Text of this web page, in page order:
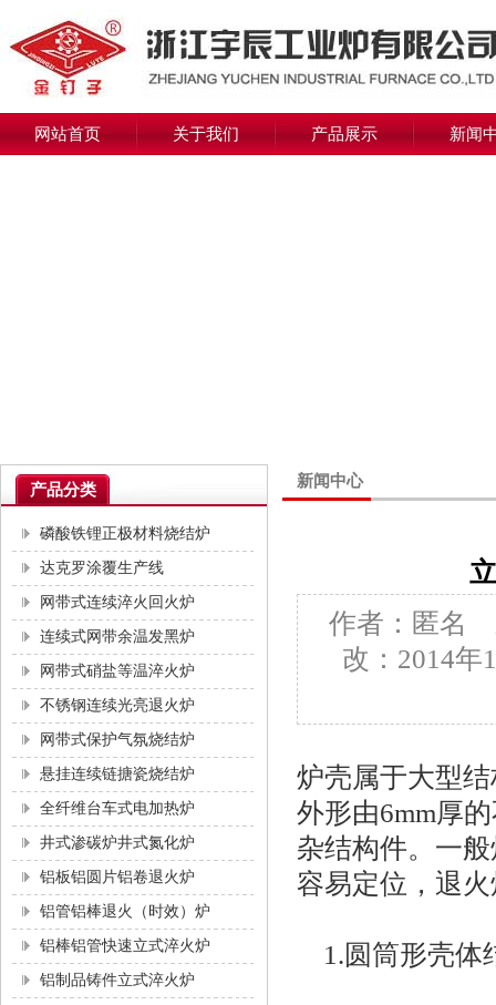
网站首页 关于我们 产品展示 新闻
产品分类
磷酸铁锂正极材料烧结炉
达克罗涂覆生产线
网带式连续淬火回火炉
连续式网带余温发黑炉
网带式硝盐等温淬火炉
不锈钢连续光亮退火炉
网带式保护气氛烧结炉
悬挂连续链搪瓷烧结炉
全纤维台车式电加热炉
井式渗碳炉井式氮化炉
铝板铝圆片铝卷退火炉
铝管铝棒退火（时效）炉
铝棒铝管快速立式淬火炉
铝制品铸件立式淬火炉
新闻中心
作者：匿名
改：2014
炉壳属于大型
外形由6mm厚
杂结构件。一
容易定位，退
1.圆筒形壳体